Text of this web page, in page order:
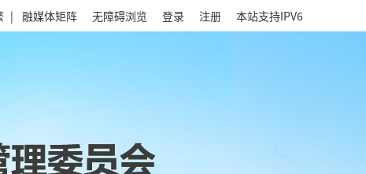
| 融媒体矩阵 无障碍浏览 登录 注册 本站支持IPV6